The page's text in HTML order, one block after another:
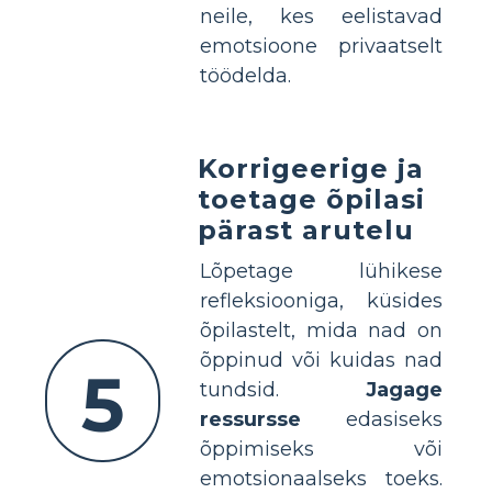
neile, kes eelistavad
emotsioone privaatselt
töödelda.
5
Korrigeerige ja
toetage õpilasi
pärast arutelu
Lõpetage lühikese
refleksiooniga, küsides
õpilastelt, mida nad on
õppinud või kuidas nad
tundsid. Jagage
ressursse edasiseks
õppimiseks või
emotsionaalseks toeks.